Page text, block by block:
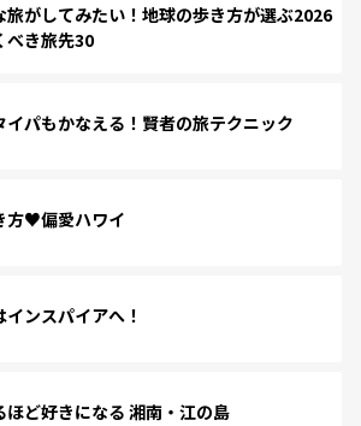
旅がしてみたい！地球の歩き方が選ぶ2026
べき旅先30
イパもかなえる！賢者の旅テクニック
方♥偏愛ハワイ
ンスパイアへ！
ほど好きになる 湘南・江の島